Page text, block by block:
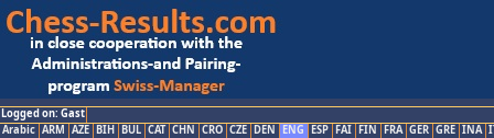
Logged on: Gast
Arabic ARM AZE BIH BUL CAT CHN CRO CZE DEN ENG ESP FAI FIN FRA GER GRE INA